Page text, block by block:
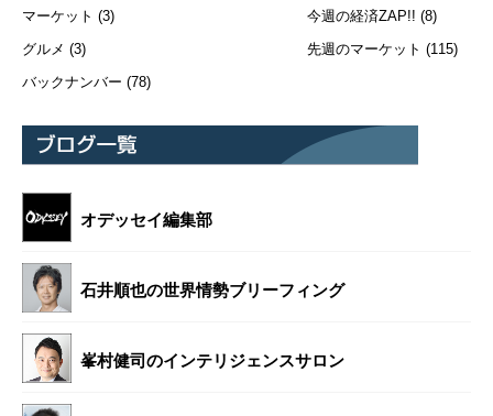
マーケット (3)
グルメ (3)
バックナンバー (78)
今週の経済ZAP!! (8)
先週のマーケット (115)
オデッセイ編集部
石井順也の世界情勢ブリーフィング
峯村健司のインテリジェンスサロン